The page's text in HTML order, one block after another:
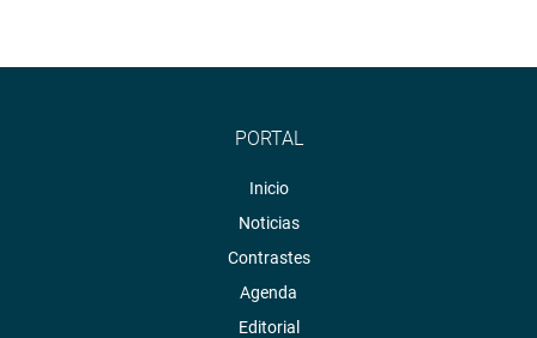
PORTAL
Inicio
Noticias
Contrastes
Agenda
Editorial